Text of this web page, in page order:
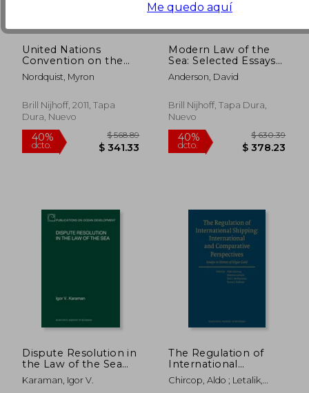
40%
dcto. $ 26.78 dcto. $
United Nations
Convention on the
Law of the Sea 1982,
Volume VII: A
Inglés)
Nordquist, Myron
Brill Nijhoff, 2011, Tapa
Dura, Nuevo
Modern Law of the
Sea: Selected Essays
(en Inglés)
Anderson, David
Brill Nijhoff, Tapa Dura,
Nuevo
Dispute Resolution in
the Law of the Sea
(en Inglés)
Karaman, Igor V.
The Regulation of
International
Shipping:
International and
Chircop, Aldo ; Letalik,
Me quedo aquí